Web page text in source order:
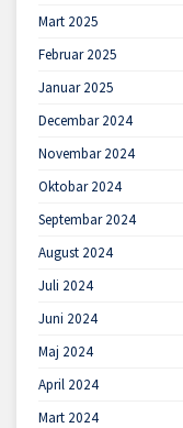
Mart 2025
Februar 2025
Januar 2025
Decembar 2024
Novembar 2024
Oktobar 2024
Septembar 2024
August 2024
Juli 2024
Juni 2024
Maj 2024
April 2024
Mart 2024